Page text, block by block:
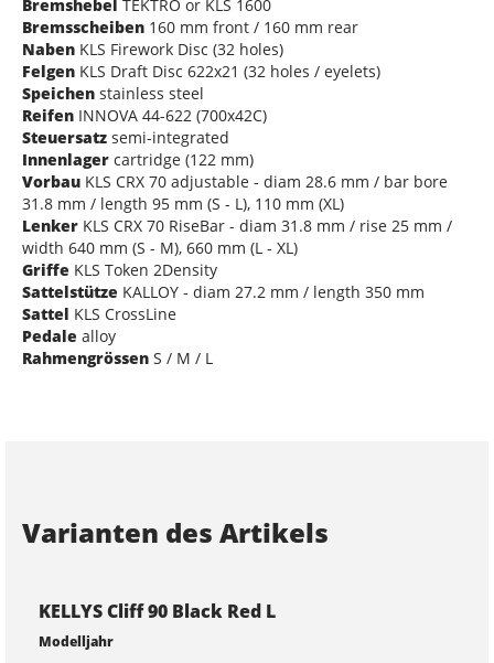
Bremshebel TEKTRO or KLS 1600
Bremsscheiben 160 mm front / 160 mm rear
Naben KLS Firework Disc (32 holes)
Felgen KLS Draft Disc 622x21 (32 holes / eyelets)
Speichen stainless steel
Reifen INNOVA 44-622 (700x42C)
Steuersatz semi-integrated
Innenlager cartridge (122 mm)
Vorbau KLS CRX 70 adjustable - diam 28.6 mm / bar bore
31.8 mm / length 95 mm (S - L), 110 mm (XL)
Lenker KLS CRX 70 RiseBar - diam 31.8 mm / rise 25 mm /
width 640 mm (S - M), 660 mm (L - XL)
Griffe KLS Token 2Density
Sattelstütze KALLOY - diam 27.2 mm / length 350 mm
Sattel KLS CrossLine
Pedale alloy
Rahmengrössen S / M / L
Varianten des Artikels
KELLYS Cliff 90 Black Red L
Modelljahr